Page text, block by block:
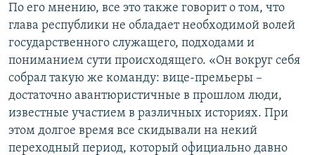
По его мнению, все это также говорит о том, что
глава республики не обладает необходимой волей
государственного служащего, подходами и
пониманием сути происходящего. «Он вокруг себя
собрал такую же команду: вице-премьеры –
достаточно авантюристичные в прошлом люди,
известные участием в различных историях. При
этом долгое время все скидывали на некий
переходный период, который официально давно